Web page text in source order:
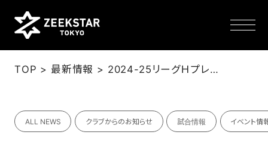
NEWS
TOP > 最新情報 > 2024-25リーグＨプレーオフ開幕前記者会見でのキャプテンのコメント
ALL NEWS クラブからのお知らせ 試合情報 イベント情